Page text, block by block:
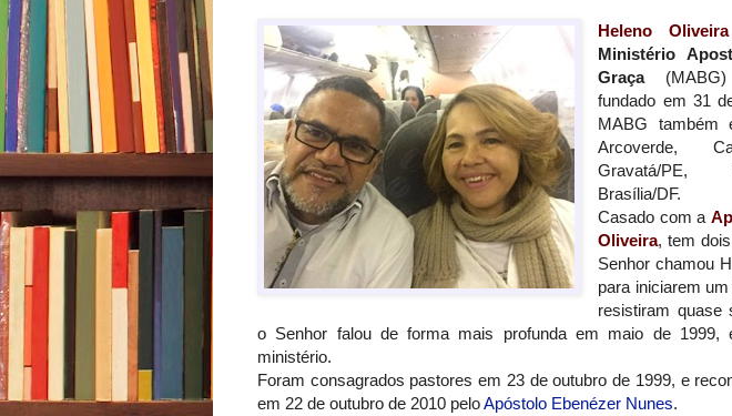
Heleno Oliveira
Ministério
Graça(MABG)
fundado em 31
MABG também
Arcoverde,
Gravatá/PE,
Brasília/DF.
Casado com a
Oliveira, tem
Senhor chamou
para iniciarem
resistiram quase
o Senhor falou de forma mais profunda em maio de 1999,
ministério.
Foram consagrados pastores em 23 de outubro de 1999, e
em 22 de outubro de 2010 peloApóstolo Ebenézer Nunes.